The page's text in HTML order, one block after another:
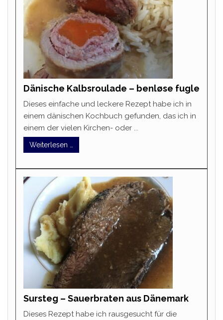
Dänische Kalbsroulade – benløse fugle
Dieses einfache und leckere Rezept habe ich in
einem dänischen Kochbuch gefunden, das ich in
einem der vielen Kirchen- oder ...
Weiterlesen …
Sursteg – Sauerbraten aus Dänemark
Dieses Rezept habe ich rausgesucht für die